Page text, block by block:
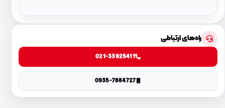
راه‌های ارتباطی
021-33925411
0935-7884727